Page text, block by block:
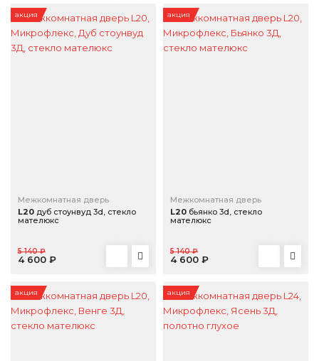
акция
Межкомнатная дверь
L20 дуб стоунвуд 3d, стекло
мателюкс
4 600 ₽
5 140 ₽
акция
Межкомнатная дверь
L20 бьянко 3d, стекло
мателюкс
4 600 ₽
5 140 ₽
акция акция